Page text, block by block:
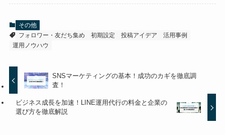
その他
フォロワー・友だち集め
初期設定 投稿アイデア
活用事例
運用ノウハウ
SNSマーケティングの基本！成功のカギを徹底調
査！
ビジネス成長を加速！LINE運用代行の料金と企業の
選び方を徹底解説